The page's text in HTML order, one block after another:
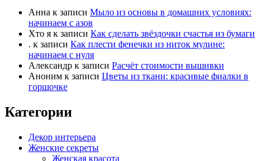
Анна к записи Мыло из основы в домашних условиях:
начинаем с азов
Хто я к записи Как сделать звёздочки счастья из бумаги
. к записи Как плести фенечки из ниток мулине:
начинаем с нуля
Александр к записи Расчёт стоимости вышивки
Аноним к записи Цветы из ткани: красивые фиалки в
горшочке
Категории
Декор интерьера
Женские секреты
Женская красота